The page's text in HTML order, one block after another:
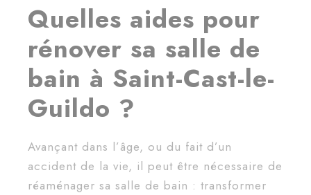
Quelles aides pour
rénover sa salle de
bain à Saint-Cast-le-
Guildo ?
Avançant dans l’âge, ou du fait d’un
accident de la vie, il peut être nécessaire de
réaménager sa salle de bain : transformer